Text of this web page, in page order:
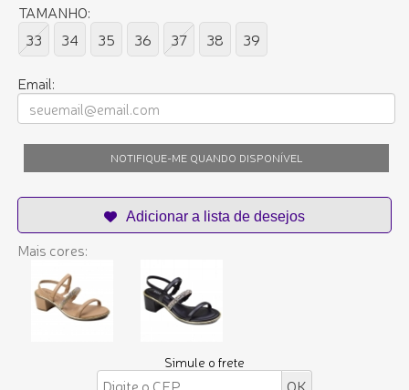
TAMANHO:
33
34 35 36 37 38 39
Email:
NOTIFIQUE-ME QUANDO DISPONÍVEL
Mais cores:
Simule o frete